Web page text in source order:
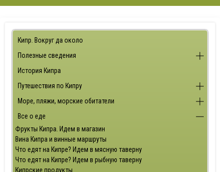
Кипр. Вокруг да около
Полезные сведения
История Кипра
Путешествия по Кипру
Море, пляжи, морские обитатели
Все о еде
Фрукты Кипра. Идем в магазин
Вина Кипра и винные маршруты
Что едят на Кипре? Идем в мясную таверну
Что едят на Кипре? Идем в рыбную таверну
Кипрские продукты